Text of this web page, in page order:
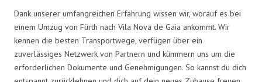
Dank unserer umfangreichen Erfahrung wissen wir, worauf es bei
einem Umzug von Fürth nach Vila Nova de Gaia ankommt. Wir
kennen die besten Transportwege, verfügen über ein
zuverlässiges Netzwerk von Partnern und kümmern uns um die
erforderlichen Dokumente und Genehmigungen. So kannst du dich